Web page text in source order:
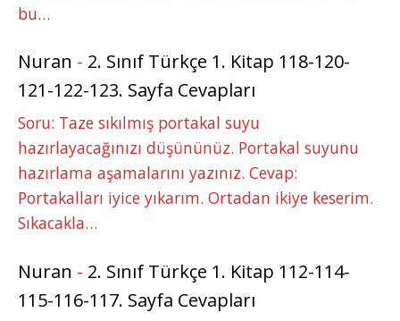
bu…
Nuran - 2. Sınıf Türkçe 1. Kitap 118-120-
121-122-123. Sayfa Cevapları
Soru: Taze sıkılmış portakal suyu
hazırlayacağınızı düşününüz. Portakal suyunu
hazırlama aşamalarını yazınız. Cevap:
Portakalları iyice yıkarım. Ortadan ikiye keserim.
Sıkacakla…
Nuran - 2. Sınıf Türkçe 1. Kitap 112-114-
115-116-117. Sayfa Cevapları